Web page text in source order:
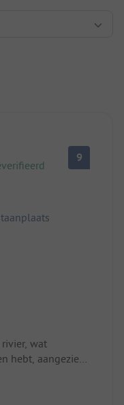
9
wat
hebt, aangezien
plek net